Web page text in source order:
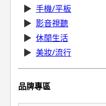
▶ 手機/平板
▶ 影音視聽
▶ 休閒生活
▶ 美妝/流行
品牌專區